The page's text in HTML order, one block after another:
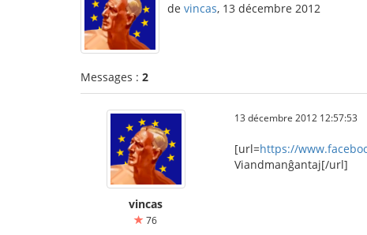
de vincas, 13 décembre 2012
Messages : 2
vincas
76
13 décembre 2012 12:57:53
[url=https://
Viandmanĝantaj[/url]